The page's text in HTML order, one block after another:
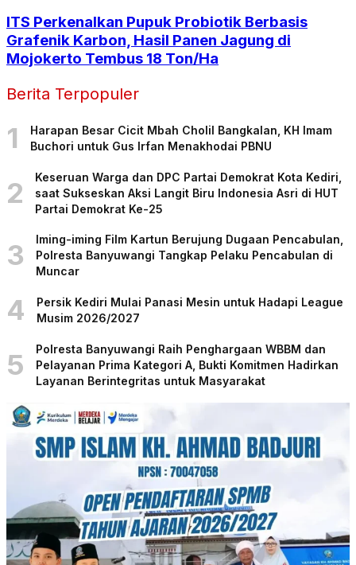
ITS Perkenalkan Pupuk Probiotik Berbasis
Grafenik Karbon, Hasil Panen Jagung di
Mojokerto Tembus 18 Ton/Ha
Berita Terpopuler
1
Harapan Besar Cicit Mbah Cholil Bangkalan, KH Imam
Buchori untuk Gus Irfan Menakhodai PBNU
2
Keseruan Warga dan DPC Partai Demokrat Kota Kediri,
saat Sukseskan Aksi Langit Biru Indonesia Asri di HUT
Partai Demokrat Ke-25
3
Iming-iming Film Kartun Berujung Dugaan Pencabulan,
Polresta Banyuwangi Tangkap Pelaku Pencabulan di
Muncar
4
Persik Kediri Mulai Panasi Mesin untuk Hadapi League
Musim 2026/2027
5
Polresta Banyuwangi Raih Penghargaan WBBM dan
Pelayanan Prima Kategori A, Bukti Komitmen Hadirkan
Layanan Berintegritas untuk Masyarakat